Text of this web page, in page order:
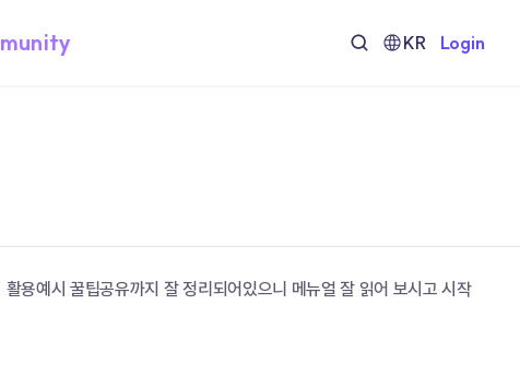
KR Login
용예시 꿀팁공유까지 잘 정리되어있으니 메뉴얼 잘 읽어 보시고 시작